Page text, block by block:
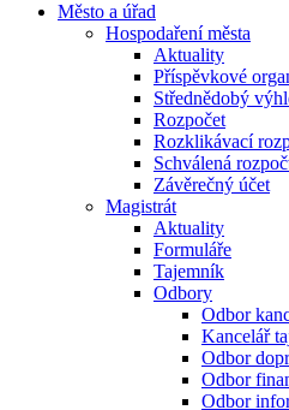
Město a úřad
Hospodaření města
Aktuality
Příspěvkové
Střednědobý
Rozpočet
Rozklikávací
Schválená
Závěrečný účet
Magistrát
Aktuality
Formuláře
Tajemník
Odbory
Odbor
Kancelář
Odbor
Odbor
Odbor